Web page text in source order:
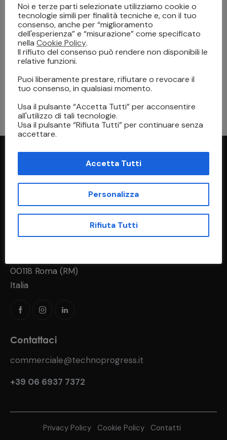
Tecnologia single-pass roll-to-roll: cosa
significa per la stampa tessile digitale ad alta
velocità
Indirizzo
00118 Roma (RM)
Italia
Contattaci
commerciale@technoprogress.it
+39 06 6937 7372
Privacy Policy Cookie Policy Contatti
Noi e terze parti selezionate utilizziamo cookie o
tecnologie simili per finalità tecniche e, con il tuo
consenso, anche per “miglioramento
dell'esperienza” e “misurazione” come specificato
nella Cookie Policy.
Il rifiuto del consenso può rendere non disponibili le
relative funzioni.
Puoi liberamente prestare, rifiutare o revocare il
tuo consenso, in qualsiasi momento.
Usa il pulsante “Accetta Tutti” per acconsentire
all'utilizzo di tali tecnologie.
Usa il pulsante “Rifiuta Tutti” per continuare senza
accettare.
Accetta Tutti
Personalizza
Rifiuta Tutti